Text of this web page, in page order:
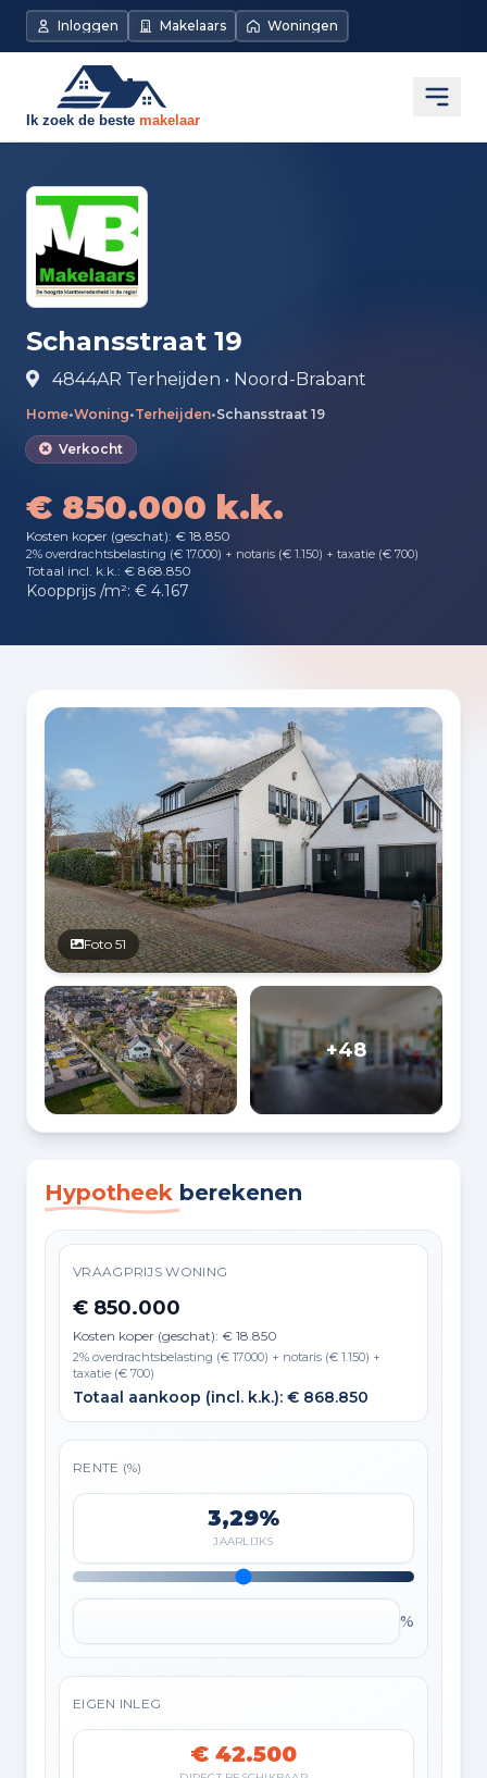
Direct naar de inhoud
Inloggen Makelaars Woningen
Schansstraat 19
4844AR Terheijden • Noord-Brabant
Home•Woning•Terheijden•Schansstraat 19
Verkocht
€ 850.000 k.k.
Kosten koper (geschat): € 18.850
2% overdrachtsbelasting (€ 17.000) + notaris (€ 1.150) + taxatie (€ 700)
Totaal incl. k.k.: € 868.850
Koopprijs /m²: € 4.167
Fotogalerij
Foto 51
+48
Hypotheek berekenen
VRAAGPRIJS WONING
€ 850.000
Kosten koper (geschat): € 18.850
2% overdrachtsbelasting (€ 17.000) + notaris (€ 1.150) +
taxatie (€ 700)
Totaal aankoop (incl. k.k.): € 868.850
RENTE (%)
3,29%
JAARLIJKS
%
EIGEN INLEG
€ 42.500